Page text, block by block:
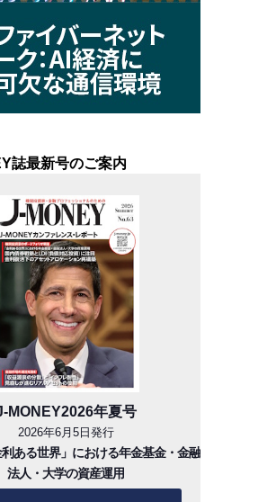
誌最新号のご案内
MONEY2026年夏号
2026年6月5日発行
利ある世界」における年金基金・金融
法人・大学の資産運用